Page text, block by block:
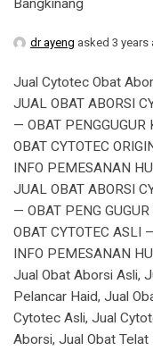
dr ayeng asked 3 years
Jual Cytotec Obat
JUAL OBAT ABORSI
— OBAT
OBAT CYTOTEC
INFO PEMESANAN
JUAL OBAT ABORSI
— OBAT PENG
OBAT CYTOTEC ASLI
INFO PEMESANAN
Jual Obat Aborsi Asli,
Pelancar Haid, Jual
Cytotec Asli, Jual
Aborsi, Jual Obat